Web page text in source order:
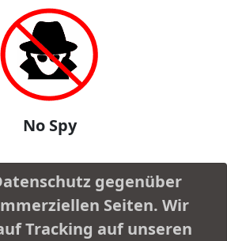
No Spy
gegenüber
Seiten. Wir
Tracking auf unseren